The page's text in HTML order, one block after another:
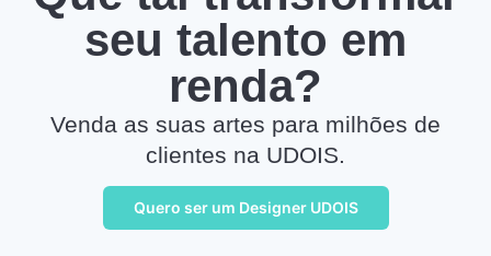
seu talento em
renda?
Venda as suas artes para milhões de
clientes na UDOIS.
Quero ser um Designer UDOIS